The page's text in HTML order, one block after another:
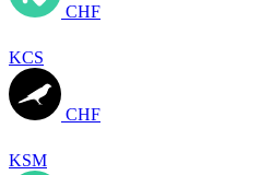
CHF
KCS
CHF
KSM